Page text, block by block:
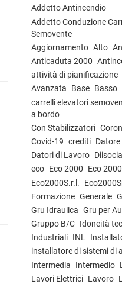
Addetto Antincendio
Addetto Conduzione
Semovente
Aggiornamento Alto
Anticaduta 2000
attività di pianificazione
Avanzata
Base Basso
carrelli elevatori
a bordo
Con Stabilizzatori
Covid-19 crediti
Datori di Lavoro
eco Eco 2000 Eco
Eco2000S.r.l.
Formazione Generale
Gru Idraulica Gru per
Gruppo B/C Idoneità
Industriali INL
installatore di sistemi di
Intermedia
Intermedio
Lavori Elettrici Lavoro